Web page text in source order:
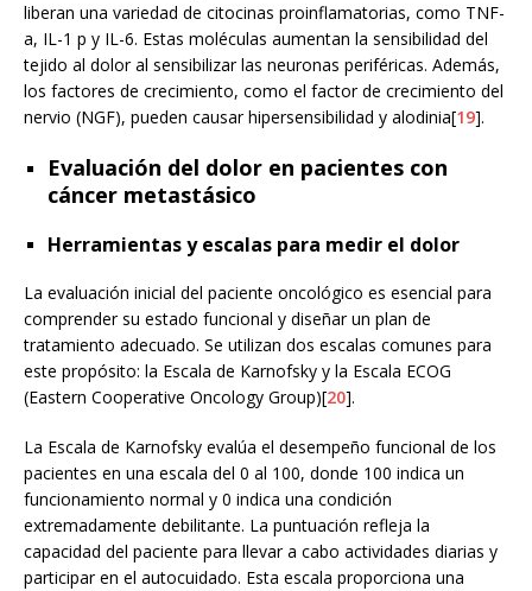
liberan una variedad de citocinas proinflamatorias, como TNF-
a, IL-1 p y IL-6. Estas moléculas aumentan la sensibilidad del
tejido al dolor al sensibilizar las neuronas periféricas. Además,
los factores de crecimiento, como el factor de crecimiento del
nervio (NGF), pueden causar hipersensibilidad y alodinia[19].
Evaluación del dolor en pacientes con
cáncer metastásico
Herramientas y escalas para medir el dolor
La evaluación inicial del paciente oncológico es esencial para
comprender su estado funcional y diseñar un plan de
tratamiento adecuado. Se utilizan dos escalas comunes para
este propósito: la Escala de Karnofsky y la Escala ECOG
(Eastern Cooperative Oncology Group)[20].
La Escala de Karnofsky evalúa el desempeño funcional de los
pacientes en una escala del 0 al 100, donde 100 indica un
funcionamiento normal y 0 indica una condición
extremadamente debilitante. La puntuación refleja la
capacidad del paciente para llevar a cabo actividades diarias y
participar en el autocuidado. Esta escala proporciona una